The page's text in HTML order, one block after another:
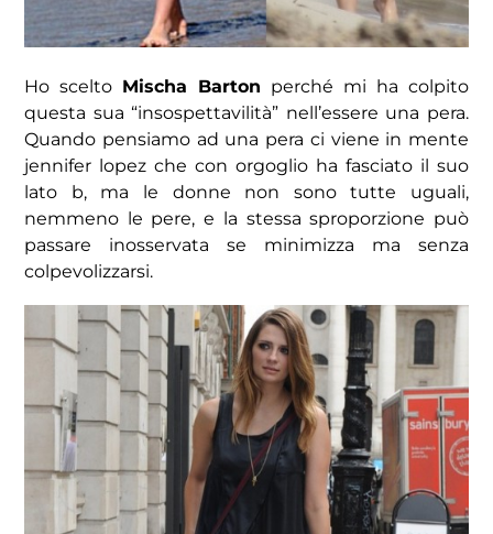
Ho scelto Mischa Barton perché mi ha colpito
questa sua “insospettavilità” nell’essere una pera.
Quando pensiamo ad una pera ci viene in mente
jennifer lopez che con orgoglio ha fasciato il suo
lato b, ma le donne non sono tutte uguali,
nemmeno le pere, e la stessa sproporzione può
passare inosservata se minimizza ma senza
colpevolizzarsi.